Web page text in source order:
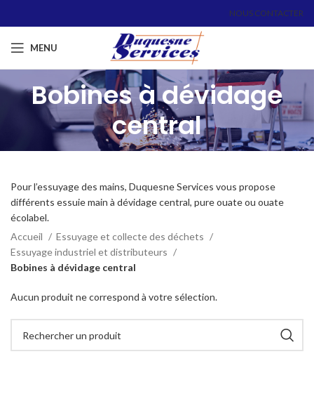
NOUS CONTACTER
MENU
Bobines à dévidage
central
Pour l’essuyage des mains, Duquesne Services vous propose
différents essuie main à dévidage central, pure ouate ou ouate
écolabel.
Accueil
Essuyage et collecte des déchets
Essuyage industriel et distributeurs
Bobines à dévidage central
Aucun produit ne correspond à votre sélection.